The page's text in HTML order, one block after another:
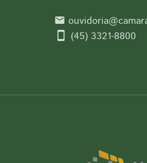
email
smartphone (45) 3321-8800